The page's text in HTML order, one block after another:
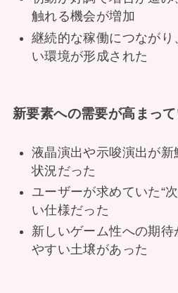
触れる機会が増加
継続的な稼働につなが
い環境が形成された
新要素への需要が高まっ
液晶演出や示唆演出が
状況だった
ユーザーが求めていた“
い仕様だった
新しいゲーム性への期待
やすい土壌があった